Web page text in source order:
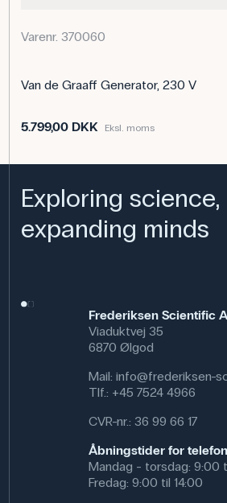
Varenr. 370060
Van de Graaff Generator, 230 V
5.799,00 DKK Eksl. moms
Exploring science,
expanding minds
Frederiksen Scientific
Viaduktvej 35
6870 Ølgod
Mail: info@frederiksen-
Tlf.: +45 7524 4966
CVR-nr.: 36 99 66 17
Åbningstider for
Mandag - torsdag: 9:00
Fredag: 9:00 til 14:00